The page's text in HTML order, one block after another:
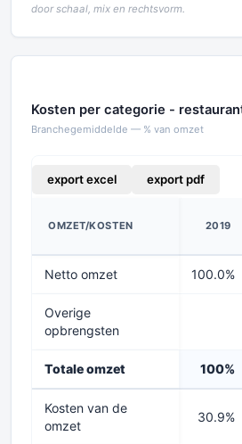
door schaal, mix en rechtsvorm.
Kosten per categorie -
Branchegemiddelde — % van omzet
export excel export pdf
OMZET/KOSTEN 2019
Netto omzet 100.0%
Overige
opbrengsten
Totale omzet 100%
Kosten van de
omzet
30.9%